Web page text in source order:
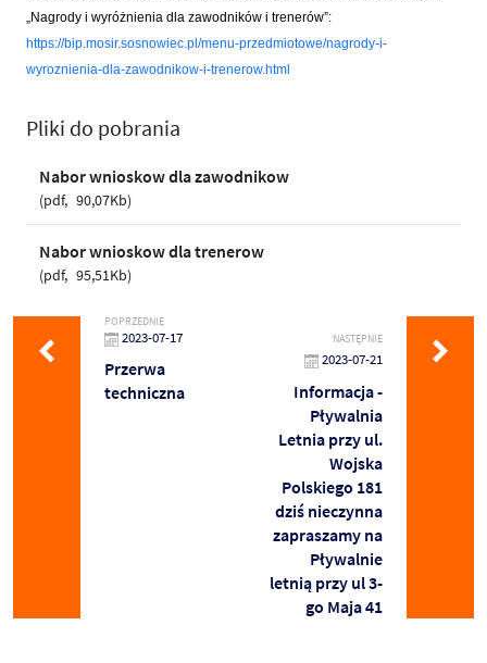
„Nagrody i wyróżnienia dla zawodników i trenerów”:
https://bip.mosir.sosnowiec.pl/menu-przedmiotowe/nagrody-i-
wyroznienia-dla-zawodnikow-i-trenerow.html
Pliki do pobrania
Nabor wnioskow dla zawodnikow
pdf 90,07Kb
Nabor wnioskow dla trenerow
pdf 95,51Kb
POPRZEDNIE
2023-07-17
Przerwa
techniczna
NASTĘPNIE
2023-07-21
Informacja -
Pływalnia
Letnia przy ul.
Wojska
Polskiego 181
dziś nieczynna
zapraszamy na
Pływalnie
letnią przy ul 3-
go Maja 41